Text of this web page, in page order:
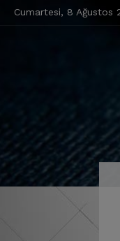
Cumartesi, 8 Ağustos